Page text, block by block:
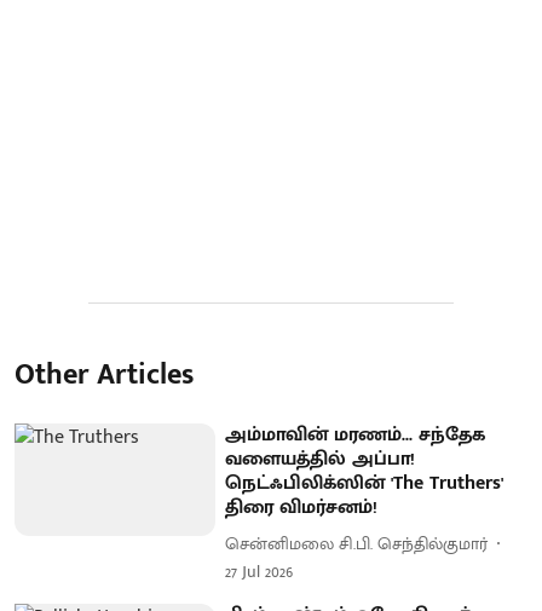
Other Articles
அம்மாவின் மரணம்... சந்தேக
வளையத்தில் அப்பா!
நெட்ஃபிலிக்ஸின் 'The Truthers'
திரை விமர்சனம்!
சென்னிமலை சி.பி. செந்தில்குமார்
27 Jul 2026